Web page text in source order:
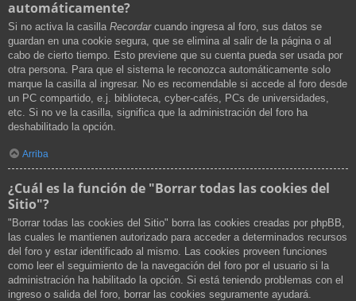
automáticamente?
Si no activa la casilla Recordarcuando ingresa al foro, sus datos se
guardan en una cookie segura, que se elimina al salir de la página o al
cabo de cierto tiempo. Esto previene que su cuenta pueda ser usada por
otra persona. Para que el sistema le reconozca automáticamente solo
marque la casilla al ingresar. No es recomendable si accede al foro desde
un PC compartido, e.j. biblioteca, cyber-cafés, PCs de universidades,
etc. Si no ve la casilla, significa que la administración del foro ha
deshabilitado la opción.
Arriba
¿Cuál es la función de "Borrar todas las cookies del
Sitio"?
"Borrar todas las cookies del Sitio" borra las cookies creadas por phpBB,
las cuales le mantienen autorizado para acceder a determinados recursos
del foro y estar identificado al mismo. Las cookies proveen funciones
como leer el seguimiento de la navegación del foro por el usuario si la
administración ha habilitado la opción. Si está teniendo problemas con el
ingreso o salida del foro, borrar las cookies seguramente ayudará.